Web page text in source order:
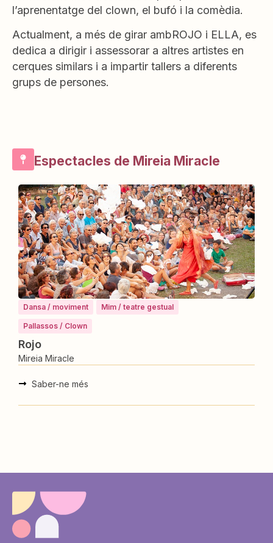
l’aprenentatge del clown, el bufó i la comèdia.
Actualment, a més de girar ambROJO i ELLA, es
dedica a dirigir i assessorar a altres artistes en
cerques similars i a impartir tallers a diferents
grups de persones.
Espectacles de Mireia Miracle
Dansa / moviment Mim / teatre gestual
Pallassos / Clown
Rojo
Mireia Miracle
Saber-ne més